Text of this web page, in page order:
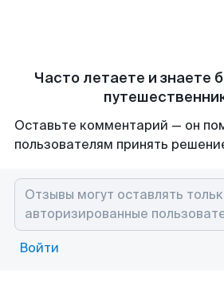
Часто летаете и знаете
Оставьте комментарий — он
пользователям принять
Войти